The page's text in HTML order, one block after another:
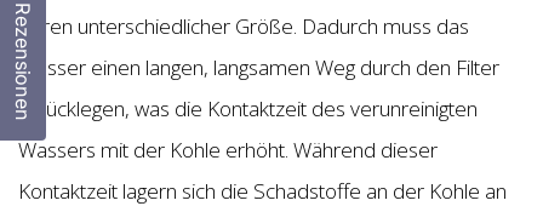
Poren unterschiedlicher Größe. Dadurch muss das
Wasser einen langen, langsamen Weg durch den Filter
zurücklegen, was die Kontaktzeit des verunreinigten
Wassers mit der Kohle erhöht. Während dieser
Kontaktzeit lagern sich die Schadstoffe an der Kohle an
Rezensionen